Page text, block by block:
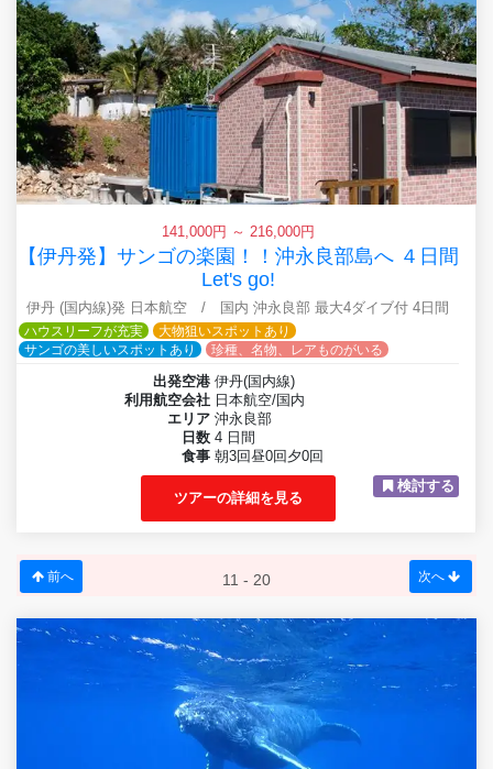
141,000円 ～ 216,000円
【伊丹発】サンゴの楽園！！沖永良部島へ ４日間
Let's go!
伊丹 (国内線)発 日本航空 / 国内 沖永良部 最大4ダイブ付 4日間
ハウスリーフが充実
大物狙いスポットあり
サンゴの美しいスポットあり
珍種、名物、レアものがいる
出発空港 伊丹(国内線)
利用航空会社 日本航空/国内
エリア 沖永良部
日数 4 日間
食事 朝3回昼0回夕0回
ツアーの詳細を見る
検討する
前へ 11 - 20 次へ